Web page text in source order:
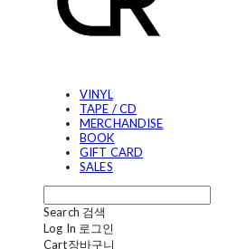
VINYL
TAPE / CD
MERCHANDISE
BOOK
GIFT CARD
SALES
Search 검색
Log In 로그인
Cart장바구니